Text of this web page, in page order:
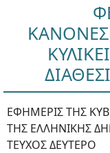
ΚΑΝΟΝΕΣ
ΕΦΗΜΕΡΙΣ ΤΗΣ
ΤΗΣ ΕΛΛΗΝΙΚΗΣ
ΤΕΥΧΟΣ ΔΕΥΤΕΡΟ